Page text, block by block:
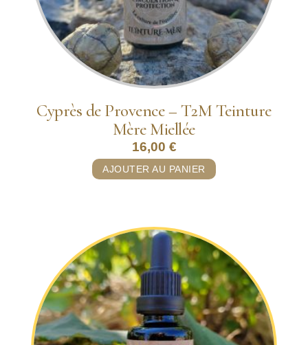
Cyprès de Provence – T2M Teinture
Mère Miellée
16,00 €
AJOUTER AU PANIER